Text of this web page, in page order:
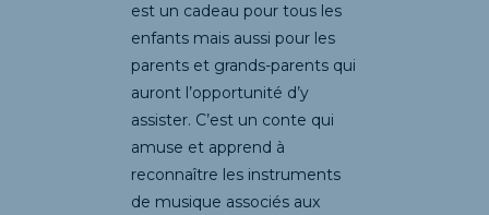
est un cadeau pour tous les
enfants mais aussi pour les
parents et grands-parents qui
auront l’opportunité d’y
assister. C’est un conte qui
amuse et apprend à
reconnaître les instruments
de musique associés aux